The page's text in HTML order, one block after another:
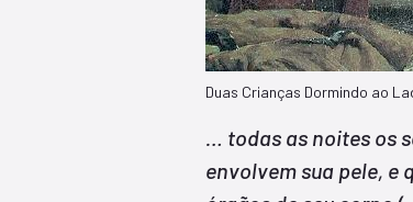
Duas Crianças Dormindo ao
… todas as noites os
envolvem sua pele, e